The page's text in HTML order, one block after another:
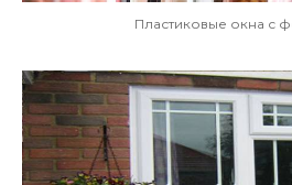
Пластиковые окна с